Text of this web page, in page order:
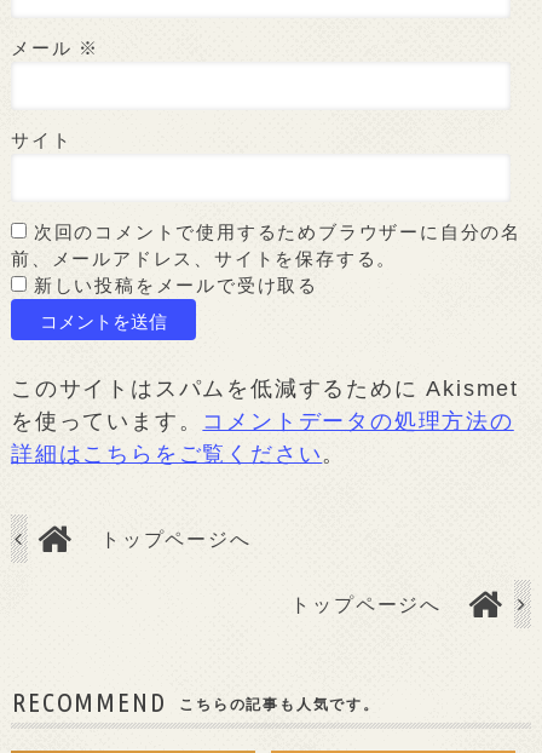
メール ※
サイト
次回のコメントで使用するためブラウザーに自分の名
前、メールアドレス、サイトを保存する。
新しい投稿をメールで受け取る
このサイトはスパムを低減するために Akismet
を使っています。 コメントデータの処理方法の
詳細はこちらをご覧ください 。
トップページへ
トップページへ
RECOMMEND こちらの記事も人気です。